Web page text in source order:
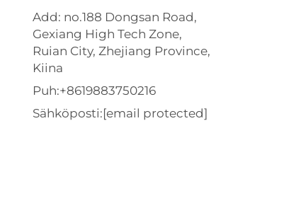
Add: no.188 Dongsan Road,
Gexiang High Tech Zone,
Ruian City, Zhejiang Province,
Kiina
Puh:+8619883750216
Sähköposti:[email protected]